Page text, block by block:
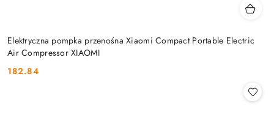
Elektryczna pompka przenośna Xiaomi Compact Portable Electric
Air Compressor XIAOMI
Cena:
182.84